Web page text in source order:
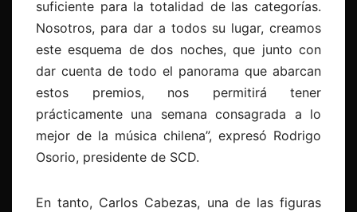
suficiente para la totalidad de las categorías.
Nosotros, para dar a todos su lugar, creamos
este esquema de dos noches, que junto con
dar cuenta de todo el panorama que abarcan
estos premios, nos permitirá tener
prácticamente una semana consagrada a lo
mejor de la música chilena”, expresó Rodrigo
Osorio, presidente de SCD.
En tanto, Carlos Cabezas, una de las figuras